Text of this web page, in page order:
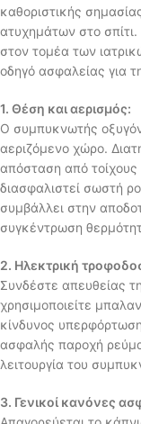
καθοριστικής
ατυχημάτων στο σπίτι.
στον τομέα των
οδηγό ασφαλείας για
1. Θέση και αερισμός:
Ο συμπυκνωτής
αεριζόμενο χώρο.
απόσταση από τοίχους
διασφαλιστεί σωστή
συμβάλλει στην
συγκέντρωση
2. Ηλεκτρική
Συνδέστε απευθείας
χρησιμοποιείτε
κίνδυνος
ασφαλής παροχή
λειτουργία του
3. Γενικοί κανόνες